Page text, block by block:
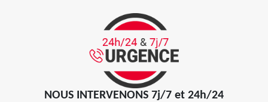
NOUS INTERVENONS 7j/7 et 24h/24